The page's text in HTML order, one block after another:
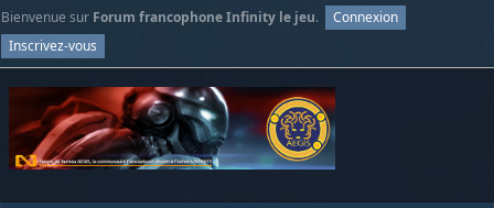
Bienvenue sur Forum francophone Infinity le jeu.
Connexion
Inscrivez-vous